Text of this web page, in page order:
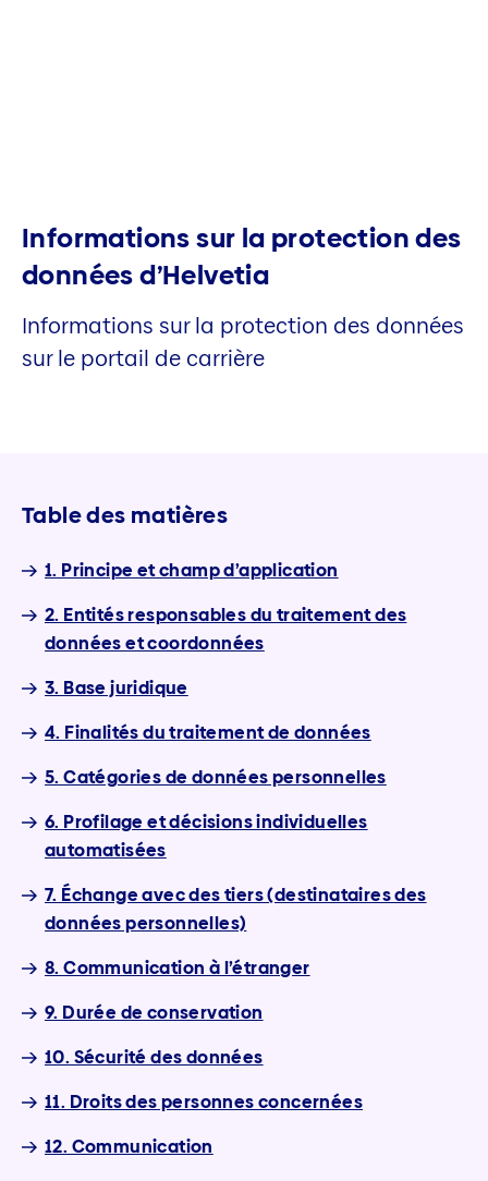
Informations sur la protection des
données d’Helvetia
Informations sur la protection des données
sur le portail de carrière
Table des matières
1. Principe et champ d’application
2. Entités responsables du traitement des
données et coordonnées
3. Base juridique
4. Finalités du traitement de données
5. Catégories de données personnelles
6. Profilage et décisions individuelles
automatisées
7. Échange avec des tiers (destinataires des
données personnelles)
8. Communication à l’étranger
9. Durée de conservation
10. Sécurité des données
11. Droits des personnes concernées
12. Communication